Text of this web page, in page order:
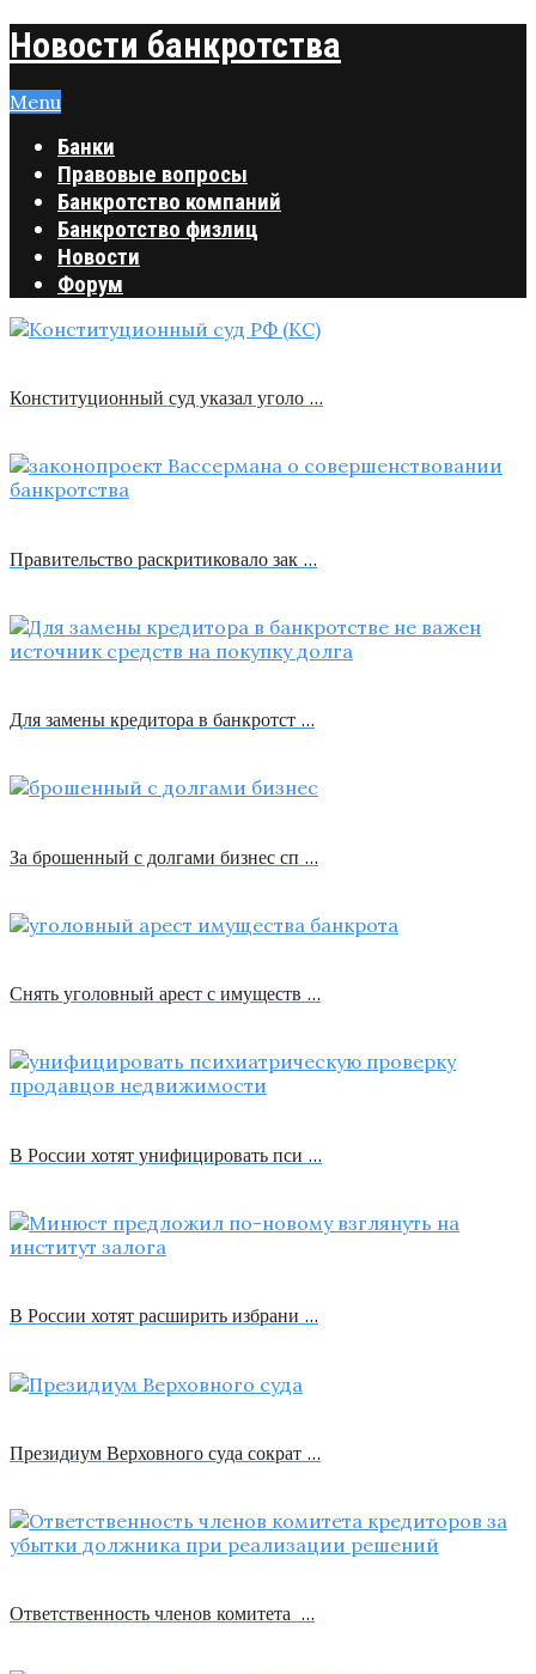
Новости банкротства
Menu
Банки
Правовые вопросы
Банкротство компаний
Банкротство физлиц
Новости
Форум
Конституционный суд указал уголо …
Правительство раскритиковало зак …
Для замены кредитора в банкротст …
За брошенный с долгами бизнес сп …
Снять уголовный арест с имуществ …
В России хотят унифицировать пси …
В России хотят расширить избрани …
Президиум Верховного суда сократ …
Ответственность членов комитета …